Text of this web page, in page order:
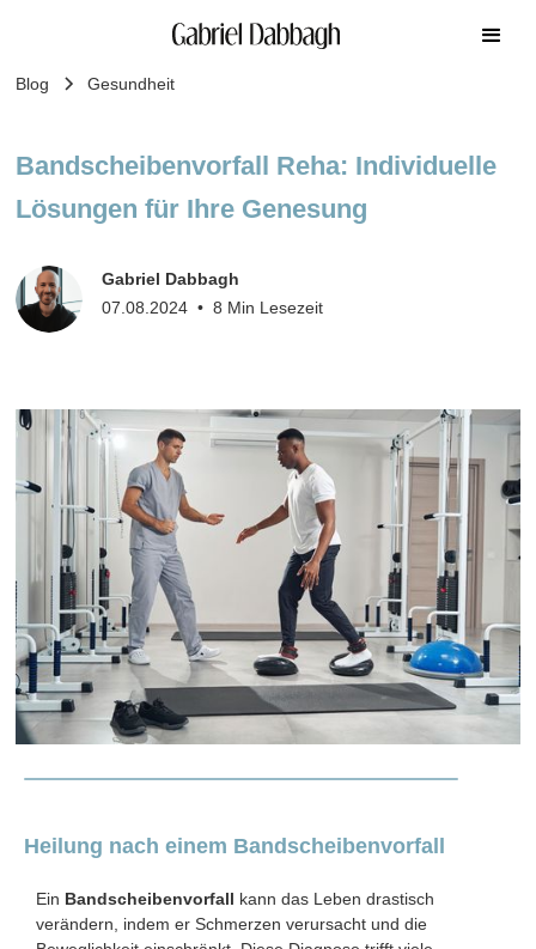
Blog Gesundheit
Bandscheibenvorfall Reha: Individuelle
Lösungen für Ihre Genesung
Gabriel Dabbagh
07.08.2024 • 8 Min Lesezeit
Heilung nach einem Bandscheibenvorfall
Ein Bandscheibenvorfall kann das Leben drastisch
verändern, indem er Schmerzen verursacht und die